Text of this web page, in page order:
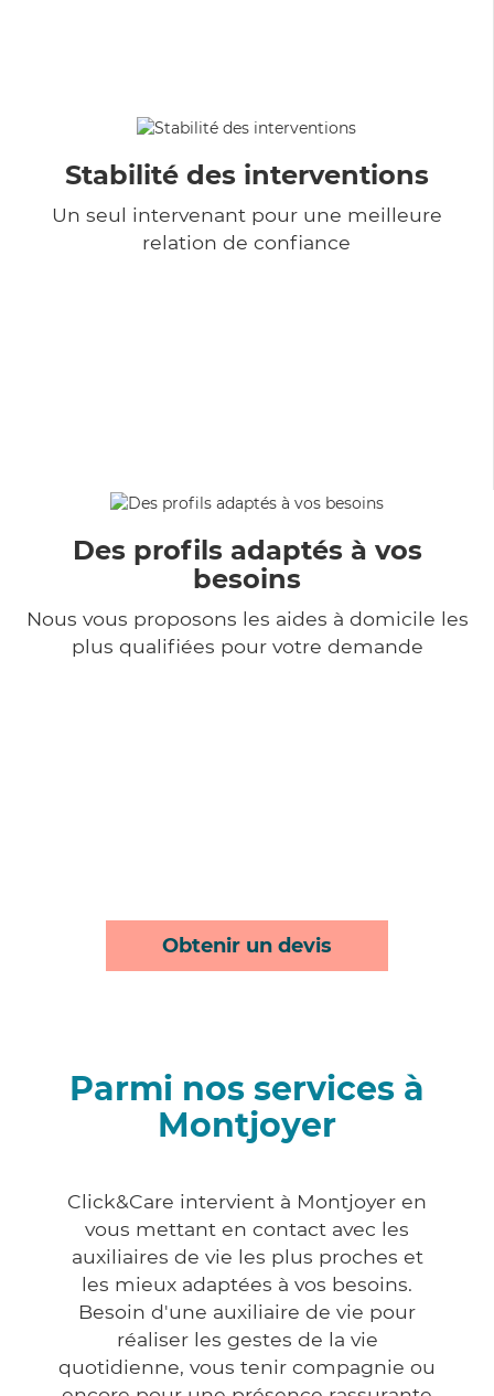
Stabilité des interventions
Un seul intervenant pour une meilleure
relation de confiance
Des profils adaptés à vos
besoins
Nous vous proposons les aides à domicile les
plus qualifiées pour votre demande
Obtenir un devis
Parmi nos services à
Montjoyer
Click&Care intervient à Montjoyer en
vous mettant en contact avec les
auxiliaires de vie les plus proches et
les mieux adaptées à vos besoins.
Besoin d'une auxiliaire de vie pour
réaliser les gestes de la vie
quotidienne, vous tenir compagnie ou